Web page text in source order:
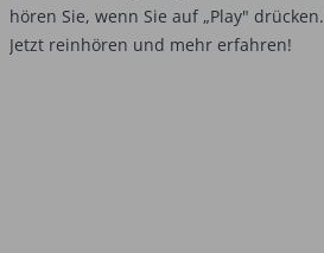
hören Sie, wenn Sie auf „Play" drücken.
Jetzt reinhören und mehr erfahren!